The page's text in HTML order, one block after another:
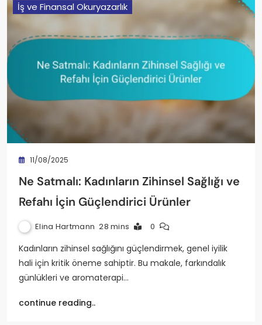
İş ve Finansal Okuryazarlık
11/08/2025
Ne Satmalı: Kadınların Zihinsel Sağlığı ve
Refahı İçin Güçlendirici Ürünler
Elina Hartmann 28 mins 0
Kadınların zihinsel sağlığını güçlendirmek, genel iyilik
hali için kritik öneme sahiptir. Bu makale, farkındalık
günlükleri ve aromaterapi…
continue reading..